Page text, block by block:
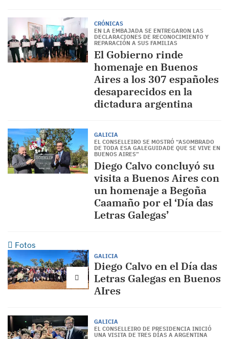
CRÓNICAS
EN LA EMBAJADA SE ENTREGARON LAS
DECLARACIONES DE RECONOCIMIENTO Y
REPARACIÓN A SUS FAMILIAS
El Gobierno rinde
homenaje en Buenos
Aires a los 307 españoles
desaparecidos en la
dictadura argentina
GALICIA
EL CONSELLEIRO SE MOSTRÓ “ASOMBRADO
DE TODA ESA GALEGUIDADE QUE SE VIVE EN
BUENOS AIRES”
Diego Calvo concluyó su
visita a Buenos Aires con
un homenaje a Begoña
Caamaño por el ‘Día das
Letras Galegas’
Fotos
GALICIA
Diego Calvo en el Día das
Letras Galegas en Buenos
AIres
GALICIA
EL CONSELLEIRO DE PRESIDENCIA INICIÓ
UNA VISITA DE TRES DÍAS A ARGENTINA